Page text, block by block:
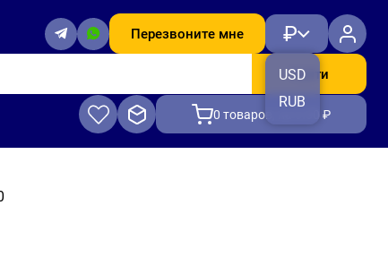
Перезвоните мне ₽
USD
RUB
Найти
0 товаров, на 0.00 ₽